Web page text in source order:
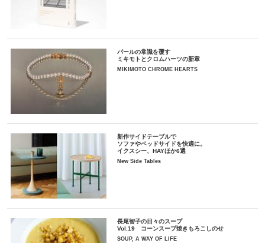
パールの常識を覆す
ミキモトとクロムハーツの新章
MIKIMOTO CHROME HEARTS
新作サイドテーブルで
ソファやベッドサイドを快適に。
イクスシー、HAYほか6選
New Side Tables
長尾智子の日々のスープ
Vol.19 コーンスープ焼きもろこしのせ
SOUP, A WAY OF LIFE